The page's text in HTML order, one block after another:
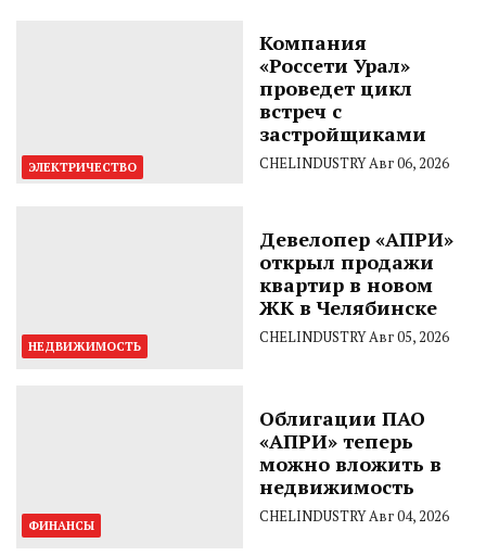
ЭЛЕКТРИЧЕСТВО
Компания
«Россети Урал»
проведет цикл
встреч с
застройщиками
CHELINDUSTRYАвг 06, 2026
НЕДВИЖИМОСТЬ
Девелопер «АПРИ»
открыл продажи
квартир в новом
ЖК в Челябинске
CHELINDUSTRYАвг 05, 2026
ФИНАНСЫ
Облигации ПАО
«АПРИ» теперь
можно вложить в
недвижимость
CHELINDUSTRYАвг 04, 2026